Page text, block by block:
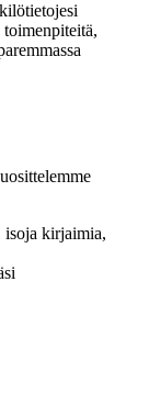
toimenpiteitä,
isoja kirjaimia,